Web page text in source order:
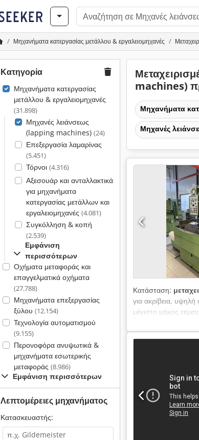
Μηχανήματα κατεργασίας μετάλλου & εργαλειομηχανές
Κατηγορία
Μηχανήματα κατεργασίας
μετάλλου & εργαλειομηχανές
(31.898)
Μηχανές λειάνσεως
(lapping machines) (24)
Επεξεργασία λαμαρίνας
(5.451)
Τόρνοι (4.316)
Αξεσουάρ και ανταλλακτικά
για μηχανήματα
κατεργασίας μετάλλων και
εργαλειομηχανές (4.081)
Συγκόλληση & κοπή
(2.539)
Εμφάνιση
περισσότερων
Οχήματα μεταφοράς και
επαγγελματικά οχήματα
(27.788)
Μηχανήματα επεξεργασίας
ξύλου (12.154)
Τεχνολογία αυτοματισμού
(9.155)
Περονοφόρα ανυψωτικά &
μηχανήματα εσωτερικής
μεταφοράς (8.986)
Εμφάνιση περισσότερων
Λεπτομέρειες μηχανήματος
Κατασκευαστής:
machines)
Μηχανήματα
Μηχανές
Κατάσταση:
για ακρίβεια, υψηλή
μέγιστο μήκος
βαθμίδες, 30
συνολική
Προαιρετικά